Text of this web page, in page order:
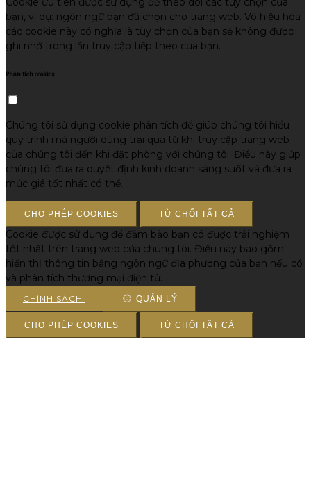
bạn, ví dụ: ngôn ngữ bạn đã chọn cho trang web. Vô hiệu hóa
các cookie này có nghĩa là tùy chọn của bạn sẽ không được
ghi nhớ trong lần truy cập tiếp theo của bạn.
Phân tích cookies
Chúng tôi sử dụng cookie phân tích để giúp chúng tôi hiểu
quy trình mà người dùng trải qua từ khi truy cập trang web
của chúng tôi đến khi đặt phòng với chúng tôi. Điều này giúp
chúng tôi đưa ra quyết định kinh doanh sáng suốt và đưa ra
mức giá tốt nhất có thể.
CHO PHÉP COOKIES TỪ CHỐI TẤT CẢ
Cookie được sử dụng để đảm bảo bạn có được trải nghiệm
tốt nhất trên trang web của chúng tôi. Điều này bao gồm
hiển thị thông tin bằng ngôn ngữ địa phương của bạn nếu có
và phân tích thương mại điện tử.
CHÍNH SÁCH QUẢN LÝ
CHO PHÉP COOKIES TỪ CHỐI TẤT CẢ